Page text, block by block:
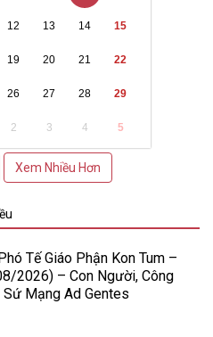
12 13 14 15
19 20 21 22
26 27 28 29
2 3 4 5
Xem Nhiều Hơn
Tế Giáo Phận Kon Tum –
2026) – Con Người, Công
Sứ Mạng Ad Gentes